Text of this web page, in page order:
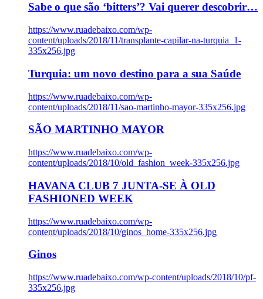
Sabe o que são ‘bitters’? Vai querer descobrir…
https://www.ruadebaixo.com/wp-
content/uploads/2018/11/transplante-capilar-na-turquia_1-
335x256.jpg
Turquia: um novo destino para a sua Saúde
https://www.ruadebaixo.com/wp-
content/uploads/2018/11/sao-martinho-mayor-335x256.jpg
SÃO MARTINHO MAYOR
https://www.ruadebaixo.com/wp-
content/uploads/2018/10/old_fashion_week-335x256.jpg
HAVANA CLUB 7 JUNTA-SE À OLD
FASHIONED WEEK
https://www.ruadebaixo.com/wp-
content/uploads/2018/10/ginos_home-335x256.jpg
Ginos
https://www.ruadebaixo.com/wp-content/uploads/2018/10/pf-
335x256.jpg